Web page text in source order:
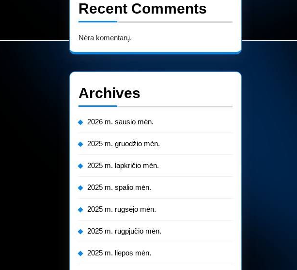
Recent Comments
Nėra komentarų.
Archives
2026 m. sausio mėn.
2025 m. gruodžio mėn.
2025 m. lapkričio mėn.
2025 m. spalio mėn.
2025 m. rugsėjo mėn.
2025 m. rugpjūčio mėn.
2025 m. liepos mėn.